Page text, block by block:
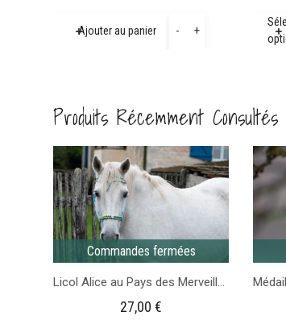
Ajouter au panier -
quantité
Sauge
Vert
militaire
+
Produits Récemment Consultés
Commandes fermées
Licol Alice au Pays des Merveilles – Gamme Fairy Tale
27,00€